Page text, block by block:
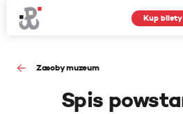
Kup
Zasoby muzeum
Spis